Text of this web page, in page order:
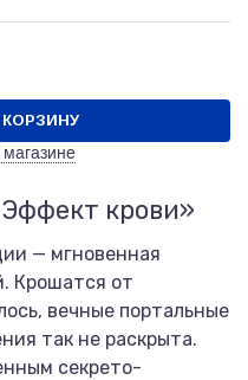
магазине
крови»
— мгновенная
Крошатся от
вечные портальные
так не раскрыта.
секрето-